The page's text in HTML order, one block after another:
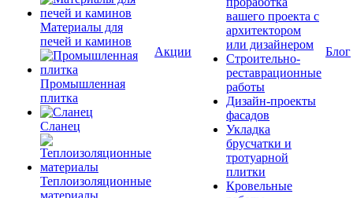
Материалы для
печей и каминов
Промышленная
плитка
Сланец
Теплоизоляционные
материалы
Акции
вашего проекта с
архитектором
или дизайнером
Строительно-
реставрационные
работы
Дизайн-проекты
фасадов
Укладка
брусчатки и
тротуарной
плитки
Кровельные
Блог